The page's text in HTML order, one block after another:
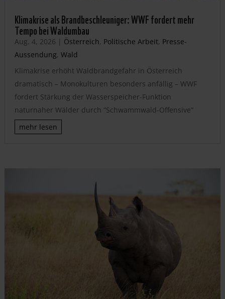
Klimakrise als Brandbeschleuniger: WWF fordert mehr
Tempo bei Waldumbau
Aug. 4, 2026 | Österreich, Politische Arbeit, Presse-
Aussendung, Wald
Klimakrise erhöht Waldbrandgefahr in Österreich
dramatisch – Monokulturen besonders anfällig – WWF
fordert Stärkung der Wasserspeicher-Funktion
naturnaher Wälder durch “Schwammwald-Offensive”
mehr lesen